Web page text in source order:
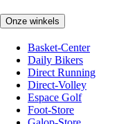
Onze winkels
Basket-Center
Daily Bikers
Direct Running
Direct-Volley
Espace Golf
Foot-Store